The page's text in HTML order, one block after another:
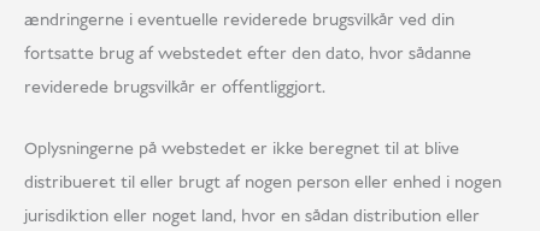
ændringerne i eventuelle reviderede brugsvilkår ved din
fortsatte brug af webstedet efter den dato, hvor sådanne
reviderede brugsvilkår er offentliggjort.
Oplysningerne på webstedet er ikke beregnet til at blive
distribueret til eller brugt af nogen person eller enhed i nogen
jurisdiktion eller noget land, hvor en sådan distribution eller